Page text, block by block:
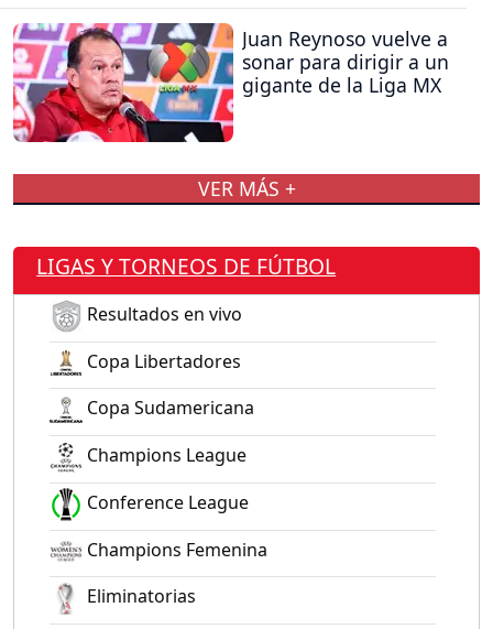
Juan Reynoso vuelve a
sonar para dirigir a un
gigante de la Liga MX
VER MÁS +
LIGAS Y TORNEOS DE FÚTBOL
Resultados en vivo
Copa Libertadores
Copa Sudamericana
Champions League
Conference League
Champions Femenina
Eliminatorias